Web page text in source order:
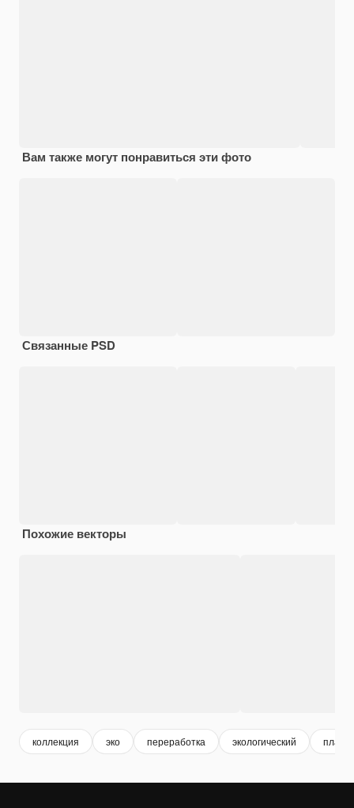
Вам также могут понравиться эти фото
Связанные PSD
Похожие векторы
коллекция эко переработка экологический